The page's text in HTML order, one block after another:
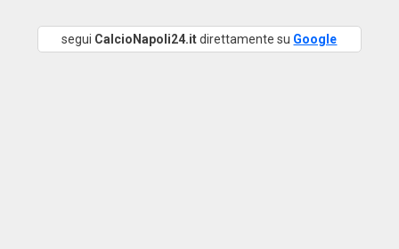
segui CalcioNapoli24.itdirettamente su Google